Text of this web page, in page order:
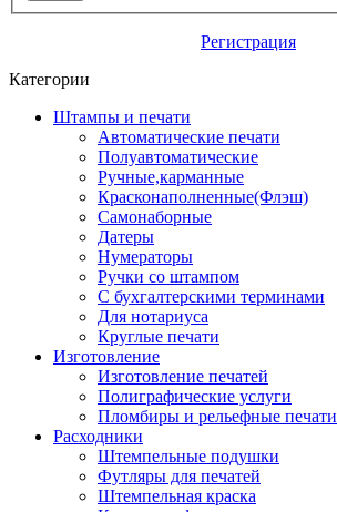
Регистрация
Категории
Штампы и печати
Автоматические печати
Полуавтоматические
Ручные,карманные
Красконаполненные(Флэш)
Самонаборные
Датеры
Нумераторы
Ручки со штампом
С бухгалтерскими терминами
Для нотариуса
Круглые печати
Изготовление
Изготовление печатей
Полиграфические услуги
Пломбиры и рельефные печати
Расходники
Штемпельные подушки
Футляры для печатей
Штемпельная краска